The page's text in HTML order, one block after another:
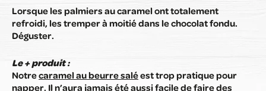
Lorsque les palmiers au caramel ont totalement
refroidi, les tremper à moitié dans le chocolat fondu.
Déguster.
Le + produit :
Notrecaramel au beurre saléest trop pratique pour
napper. Il n’aura jamais été aussi facile de faire des